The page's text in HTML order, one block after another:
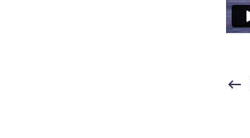
keyboard_backspace